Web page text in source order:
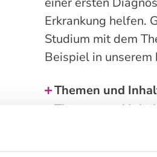
Erkrankung helfen.
Studium mit dem
Beispiel in
Themen und
Themen und